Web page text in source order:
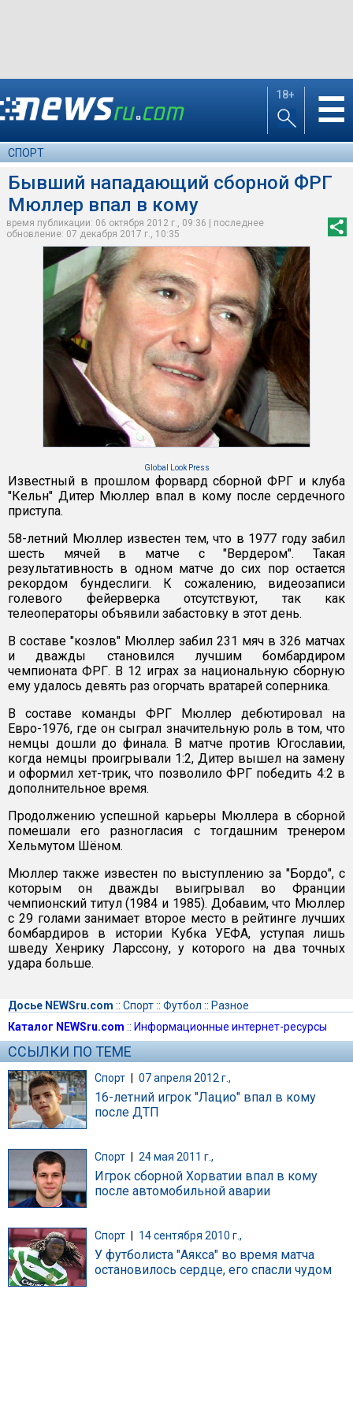
18+ ☰
СПОРТ
Бывший нападающий сборной ФРГ
Мюллер впал в кому
время публикации: 06 октября 2012 г., 09:36 | последнее
обновление: 07 декабря 2017 г., 10:35
Global Look Press
Известный в прошлом форвард сборной ФРГ и клуба
"Кельн" Дитер Мюллер впал в кому после сердечного
приступа.
58-летний Мюллер известен тем, что в 1977 году забил
шесть мячей в матче с "Вердером". Такая
результативность в одном матче до сих пор остается
рекордом бундеслиги. К сожалению, видеозаписи
голевого фейерверка отсутствуют, так как
телеоператоры объявили забастовку в этот день.
В составе "козлов" Мюллер забил 231 мяч в 326 матчах
и дважды становился лучшим бомбардиром
чемпионата ФРГ. В 12 играх за национальную сборную
ему удалось девять раз огорчать вратарей соперника.
В составе команды ФРГ Мюллер дебютировал на
Евро-1976, где он сыграл значительную роль в том, что
немцы дошли до финала. В матче против Югославии,
когда немцы проигрывали 1:2, Дитер вышел на замену
и оформил хет-трик, что позволило ФРГ победить 4:2 в
дополнительное время.
Продолжению успешной карьеры Мюллера в сборной
помешали его разногласия с тогдашним тренером
Хельмутом Шёном.
Мюллер также известен по выступлению за "Бордо", с
которым он дважды выигрывал во Франции
чемпионский титул (1984 и 1985). Добавим, что Мюллер
с 29 голами занимает второе место в рейтинге лучших
бомбардиров в истории Кубка УЕФА, уступая лишь
шведу Хенрику Ларссону, у которого на два точных
удара больше.
Досье NEWSru.com :: Спорт:: Футбол :: Разное
Каталог NEWSru.com :: Информационные интернет-ресурсы
ССЫЛКИ ПО ТЕМЕ
Спорт | 07 апреля 2012 г.,
16-летний игрок "Лацио" впал в кому
после ДТП
Спорт 24 мая 2011 г.,
Игрок сборной Хорватии впал в кому
после автомобильной аварии
Спорт 14 сентября 2010 г.,
У футболиста "Аякса" во время матча
остановилось сердце, его спасли чудом